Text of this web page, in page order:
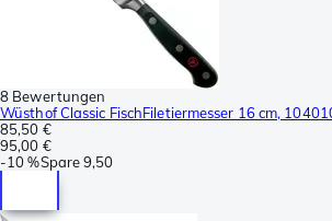
8 Bewertungen
Wüsthof Classic FischFiletiermesser 16 cm,
85,50 €
95,00 €
-10 %Spare9,50